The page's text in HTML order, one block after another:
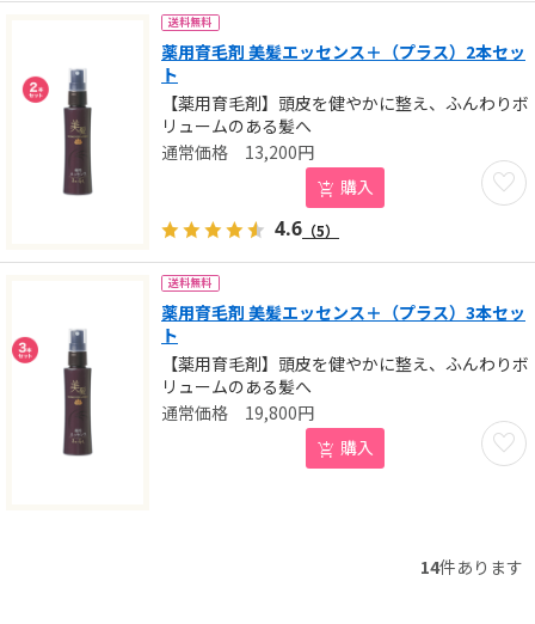
送料無料
薬用育毛剤 美髪エッセンス＋（プラス）2本セッ
ト
【薬用育毛剤】頭皮を健やかに整え、ふんわりボ
リュームのある髪へ
お気
13,200円
購入
4.6 （5）
送料無料
薬用育毛剤 美髪エッセンス＋（プラス）3本セッ
ト
【薬用育毛剤】頭皮を健やかに整え、ふんわりボ
リュームのある髪へ
お気
19,800円
購入
14件あります